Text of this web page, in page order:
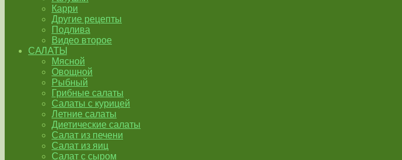
Карри
Другие рецепты
Подлива
Видео второе
САЛАТЫ
Мясной
Овощной
Рыбный
Грибные салаты
Салаты с курицей
Летние салаты
Диетические салаты
Салат из печени
Салат из яиц
Салат с сыром